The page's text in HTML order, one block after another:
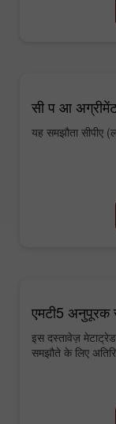
सी प आ
यह समझौता सीपीए
एमटी5 अनुपूरक
इस दस्तावेज़
समझौते के लिए